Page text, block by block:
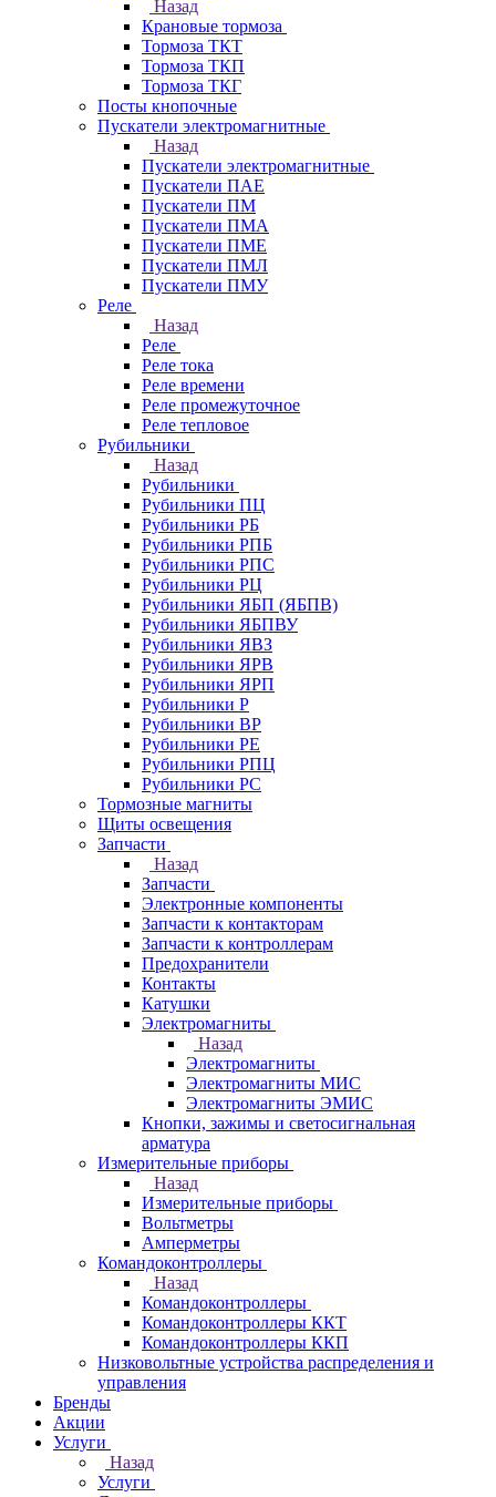
Назад
Крановые тормоза
Тормоза ТКТ
Тормоза ТКП
Тормоза ТКГ
Посты кнопочные
Пускатели электромагнитные
Назад
Пускатели электромагнитные
Пускатели ПАЕ
Пускатели ПМ
Пускатели ПМА
Пускатели ПМЕ
Пускатели ПМЛ
Пускатели ПМУ
Реле
Назад
Реле
Реле тока
Реле времени
Реле промежуточное
Реле тепловое
Рубильники
Назад
Рубильники
Рубильники ПЦ
Рубильники РБ
Рубильники РПБ
Рубильники РПС
Рубильники РЦ
Рубильники ЯБП (ЯБПВ)
Рубильники ЯБПВУ
Рубильники ЯВЗ
Рубильники ЯРВ
Рубильники ЯРП
Рубильники Р
Рубильники ВР
Рубильники РЕ
Рубильники РПЦ
Рубильники РС
Тормозные магниты
Щиты освещения
Запчасти
Назад
Запчасти
Электронные компоненты
Запчасти к контакторам
Запчасти к контроллерам
Предохранители
Контакты
Катушки
Электромагниты
Назад
Электромагниты
Электромагниты МИС
Электромагниты ЭМИС
Кнопки, зажимы и светосигнальная
арматура
Измерительные приборы
Назад
Измерительные приборы
Вольтметры
Амперметры
Командоконтроллеры
Назад
Командоконтроллеры
Командоконтроллеры ККТ
Командоконтроллеры ККП
Низковольтные устройства распределения и
управления
Бренды
Акции
Услуги
Назад
Услуги